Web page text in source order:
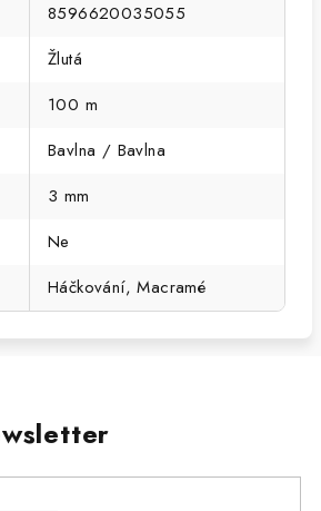
8596620035055
Žlutá
100 m
Bavlna / Bavlna
3 mm
Ne
Háčkování, Macramé